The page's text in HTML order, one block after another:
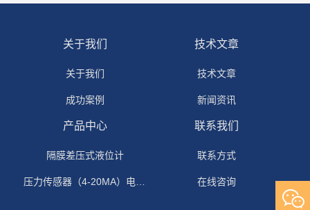
关于我们
关于我们
成功案例
技术文章
技术文章
新闻资讯
产品中心
隔膜差压式液位计
压力传感器（4-20MA）电流输出
联系我们
联系方式
在线咨询